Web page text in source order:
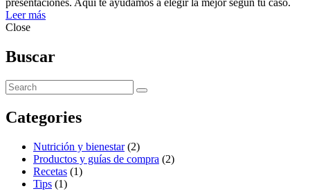
presentaciones. Aquí te ayudamos a elegir la mejor según tu caso.
Leer más
Close
Buscar
Categories
Nutrición y bienestar(2)
Productos y guías de compra (2)
Recetas (1)
Tips (1)